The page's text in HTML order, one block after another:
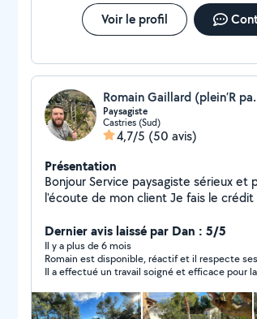
Voir le profil
Romain
Paysagiste
Castries (Sud)
4,7/5 (50 avis)
Présentation
Bonjour Service paysagiste sérieux et ponctuel Je suis à
l'écoute de mon client Je fais le crédit d'impôt de 50%
Dernier avis laissé par Dan : 5/5
Il y a plus de 6 mois
Romain est disponible, réactif et il respecte
Il a effectué un travail soigné et efficace pour
sympathique, je le recommande donc sans